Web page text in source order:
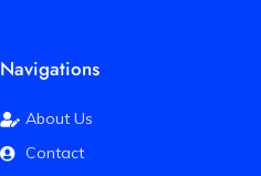
Navigations
About Us
Contact